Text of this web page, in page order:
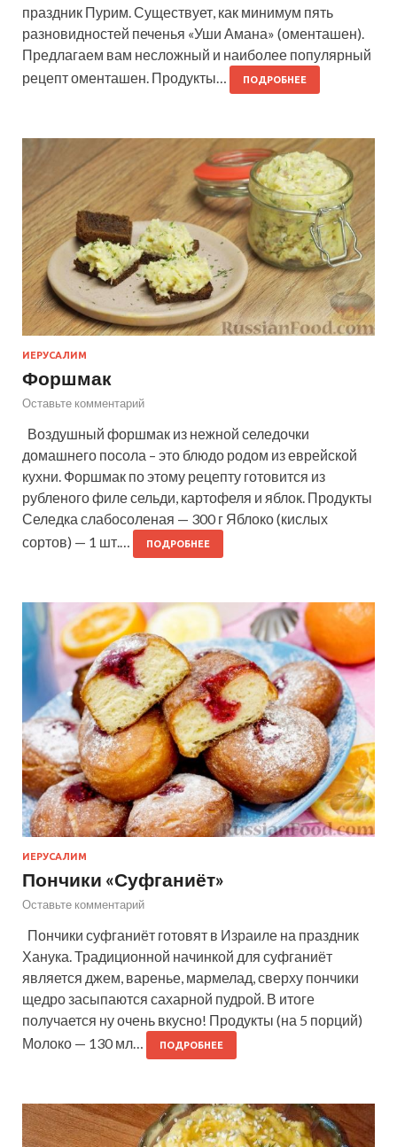
праздник Пурим. Существует, как минимум пять
разновидностей печенья «Уши Амана» (оменташен).
Предлагаем вам несложный и наиболее популярный
рецепт оменташен. Продукты…
ПОДРОБНЕЕ
ИЕРУСАЛИМ
Форшмак
Оставьте комментарий
Воздушный форшмак из нежной селедочки
домашнего посола – это блюдо родом из еврейской
кухни. Форшмак по этому рецепту готовится из
рубленого филе сельди, картофеля и яблок. Продукты
Селедка слабосоленая — 300 г Яблоко (кислых
сортов) — 1 шт.…
ПОДРОБНЕЕ
ИЕРУСАЛИМ
Пончики «Суфганиёт»
Оставьте комментарий
Пончики суфганиёт готовят в Израиле на праздник
Ханука. Традиционной начинкой для суфганиёт
является джем, варенье, мармелад, сверху пончики
щедро засыпаются сахарной пудрой. В итоге
получается ну очень вкусно! Продукты (на 5 порций)
Молоко — 130 мл…
ПОДРОБНЕЕ